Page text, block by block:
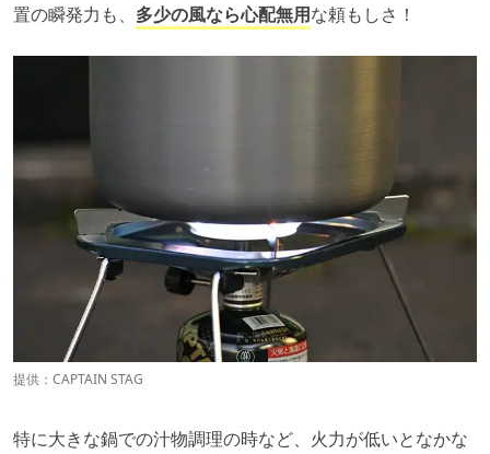
置の瞬発力も、 多少の風なら心配無用な頼もしさ！
提供：CAPTAIN STAG
特に大きな鍋での汁物調理の時など、火力が低いとなかな